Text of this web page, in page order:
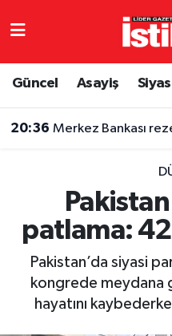
Güncel Asayiş
20:36 Merkez Bankası
patlama:
Pakistan’da siyasi
kongrede meydana
hayatını
Eskişehirspor
Spor
Eğitim
Ekonomi
Eskişehir Nöbetçi
TFF 3.Lig 4.Grup
Tüm Manşetler
Son Dakika